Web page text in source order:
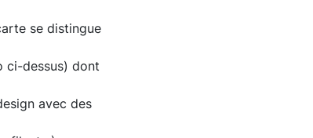
se distingue
ci-dessus) dont
avec des